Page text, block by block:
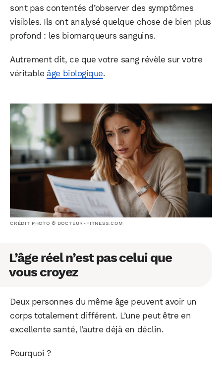
sont pas contentés d’observer des symptômes
visibles. Ils ont analysé quelque chose de bien plus
profond : les biomarqueurs sanguins.
Autrement dit, ce que votre sang révèle sur votre
véritable âge biologique.
CRÉDIT PHOTO © DOCTEUR-FITNESS.COM
L’âge réel n’est pas celui que
vous croyez
Deux personnes du même âge peuvent avoir un
corps totalement différent. L’une peut être en
excellente santé, l’autre déjà en déclin.
Pourquoi ?